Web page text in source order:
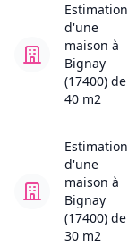
Estimation
d'une
maison à
Bignay
(17400) de
40 m2
Estimation
d'une
maison à
Bignay
(17400) de
30 m2